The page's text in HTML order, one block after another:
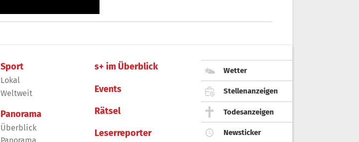
Sport
Lokal
Weltweit
Panorama
Überblick
s+ im Überblick
Events
Rätsel
Leserreporter
Wetter
Stellenanzeigen
Todesanzeigen
Newsticker